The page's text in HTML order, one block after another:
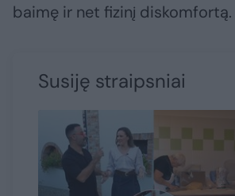
baimę ir net fizinį diskomfortą.
Susiję straipsniai